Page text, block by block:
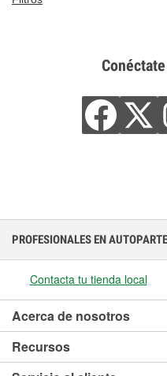
PROFESIONALES EN
Contacta tu tienda local
Acerca de nosotros
Recursos